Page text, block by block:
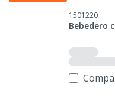
1501220
Bebedero